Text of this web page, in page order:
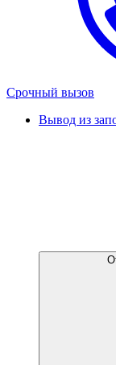
Срочный вызов
Вывод из